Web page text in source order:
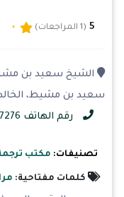
5 (1 المراجعات)
الشيخ سعيد بن
سعيد بن مشيط،
رقم الهاتف 0172227276
تصنيفات: مكتب
كلمات مفتاحية: